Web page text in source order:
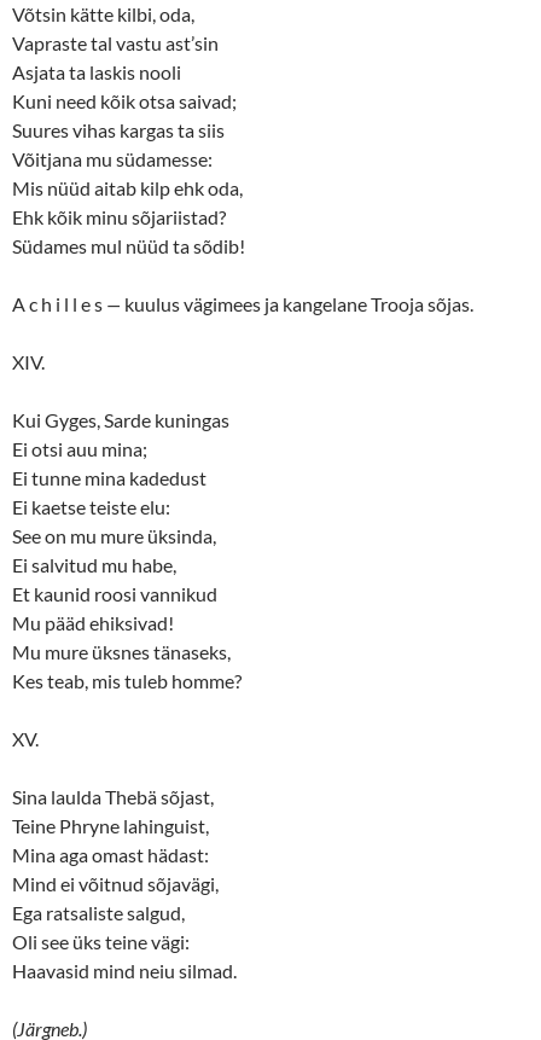
Võtsin kätte kilbi, oda,
Vapraste tal vastu ast’sin
Asjata ta laskis nooli
Kuni need kõik otsa saivad;
Suures vihas kargas ta siis
Võitjana mu südamesse:
Mis nüüd aitab kilp ehk oda,
Ehk kõik minu sõjariistad?
Südames mul nüüd ta sõdib!
A c h i l l e s — kuulus vägimees ja kangelane Trooja sõjas.
XIV.
Kui Gyges, Sarde kuningas
Ei otsi auu mina;
Ei tunne mina kadedust
Ei kaetse teiste elu:
See on mu mure üksinda,
Ei salvitud mu habe,
Et kaunid roosi vannikud
Mu pääd ehiksivad!
Mu mure üksnes tänaseks,
Kes teab, mis tuleb homme?
XV.
Sina laulda Thebä sõjast,
Teine Phryne lahinguist,
Mina aga omast hädast:
Mind ei võitnud sõjavägi,
Ega ratsaliste salgud,
Oli see üks teine vägi:
Haavasid mind neiu silmad.
(Järgneb.)